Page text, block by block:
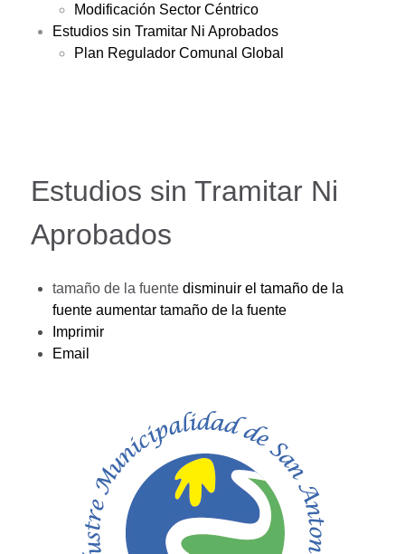
Modificación Sector Céntrico
Estudios sin Tramitar Ni Aprobados
Plan Regulador Comunal Global
Estudios sin Tramitar Ni
Aprobados
tamaño de la fuente disminuir el tamaño de la
fuente aumentar tamaño de la fuente
Imprimir
Email